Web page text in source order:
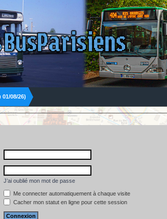
08/26)
J’ai oublié mon mot de passe
Me connecter automatiquement à chaque visite
Cacher mon statut en ligne pour cette session